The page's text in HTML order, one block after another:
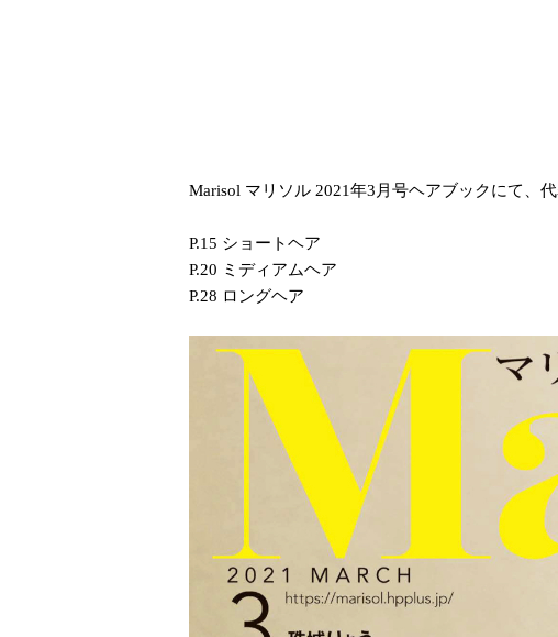
Marisol マリソル 2021年3月号ヘアブックにて、
P.15 ショートヘア
P.20 ミディアムヘア
P.28 ロングヘア